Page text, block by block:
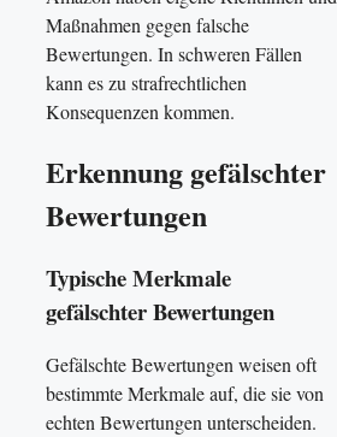
Maßnahmen gegen falsche
Bewertungen. In schweren Fällen
kann es zu strafrechtlichen
Konsequenzen kommen.
Erkennung gefälschter
Bewertungen
Typische Merkmale
gefälschter Bewertungen
Gefälschte Bewertungen weisen oft
bestimmte Merkmale auf, die sie von
echten Bewertungen unterscheiden.